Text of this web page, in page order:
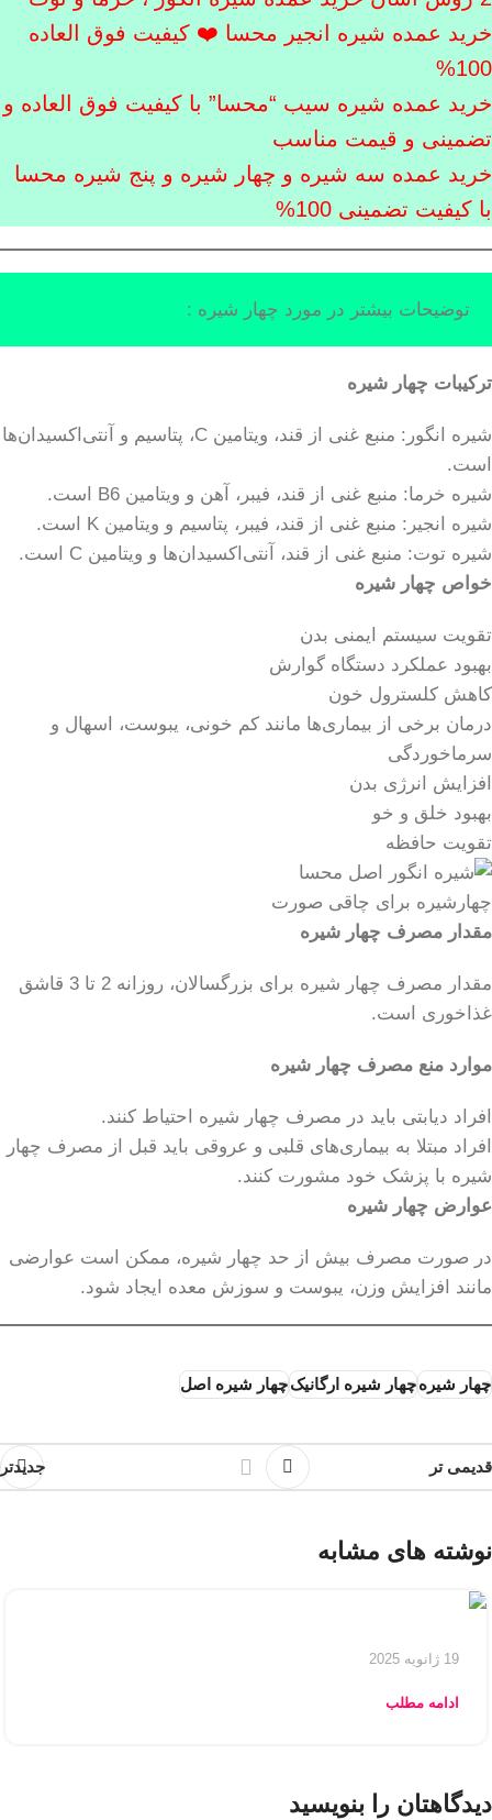
خرید عمده شیره انجیر محسا ❤️ کیفیت فوق العاده
100%
خرید عمده شیره سیب “محسا” با کیفیت فوق العاده و
تضمینی و قیمت مناسب
خرید عمده سه شیره و چهار شیره و پنج شیره محسا
با کیفیت تضمینی 100%
توضیحات بیشتر در مورد چهار شیره :
ترکیبات چهار شیره
شیره انگور: منبع غنی از قند، ویتامین C، پتاسیم و آنتی‌اکسیدان‌ها
است.
شیره خرما: منبع غنی از قند، فیبر، آهن و ویتامین B6 است.
شیره انجیر: منبع غنی از قند، فیبر، پتاسیم و ویتامین K است.
شیره توت: منبع غنی از قند، آنتی‌اکسیدان‌ها و ویتامین C است.
خواص چهار شیره
تقویت سیستم ایمنی بدن
بهبود عملکرد دستگاه گوارش
کاهش کلسترول خون
درمان برخی از بیماری‌ها مانند کم خونی، یبوست، اسهال و
سرماخوردگی
افزایش انرژی بدن
بهبود خلق و خو
تقویت حافظه
چهارشیره برای چاقی صورت
مقدار مصرف چهار شیره
مقدار مصرف چهار شیره برای بزرگسالان، روزانه 2 تا 3 قاشق
غذاخوری است.
موارد منع مصرف چهار شیره
افراد دیابتی باید در مصرف چهار شیره احتیاط کنند.
افراد مبتلا به بیماری‌های قلبی و عروقی باید قبل از مصرف چهار
شیره با پزشک خود مشورت کنند.
عوارض چهار شیره
در صورت مصرف بیش از حد چهار شیره، ممکن است عوارضی
مانند افزایش وزن، یبوست و سوزش معده ایجاد شود.
چهار شیرهچهار شیره ارگانیکچهار شیره اصل
جدیدتر قدیمی تر
نوشته های مشابه
19 ژانویه 2025
ادامه مطلب
دیدگاهتان را بنویسید